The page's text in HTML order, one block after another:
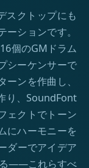
スクトップにも
ションです。
個のGMドラム
シーケンサーで
ンを作曲し、
り、SoundFont
ェクトでトーン
にハーモニーを
ダーでアイデア
る——これらすべ